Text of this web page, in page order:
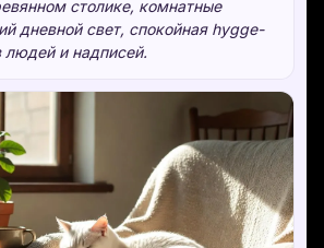
столике, комнатные
дневной свет, спокойная hygge-
людей и надписей.